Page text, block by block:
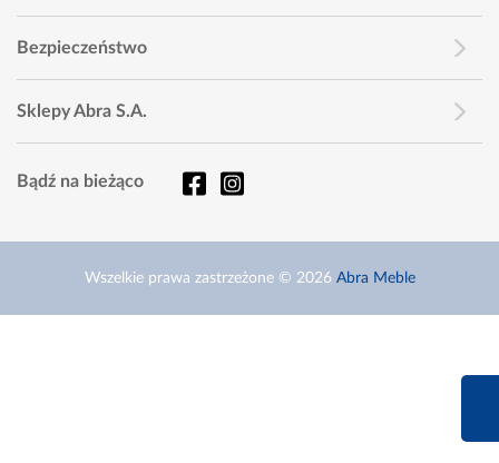
Bezpieczeństwo
Sklepy Abra S.A.
Bądź na bieżąco
Wszelkie prawa zastrzeżone © 2026 Abra Meble